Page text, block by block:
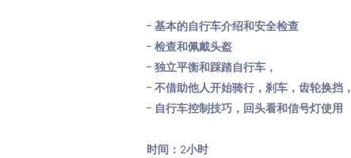
- 基本的自行车介绍和安全检查
- 检查和佩戴头盔
- 独立平衡和踩踏自行车，
- 不借助他人开始骑行，刹车，齿轮换挡，
- 自行车控制技巧，回头看和信号灯使用
时间：2小时